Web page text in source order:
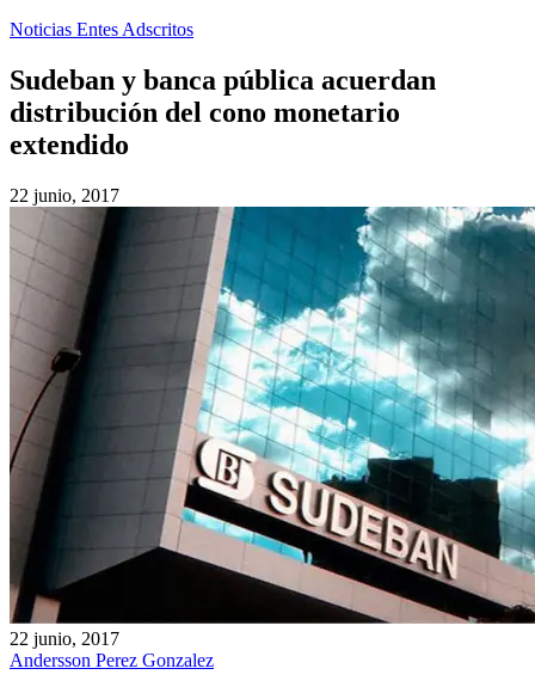
Noticias Entes Adscritos
Sudeban y banca pública acuerdan
distribución del cono monetario
extendido
22 junio, 2017
22 junio, 2017
Andersson Perez Gonzalez